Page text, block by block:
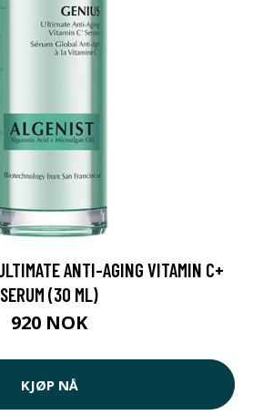
ANTI-AGING VITAMIN C+
SERUM (30 ML)
920 NOK
KJØP NÅ